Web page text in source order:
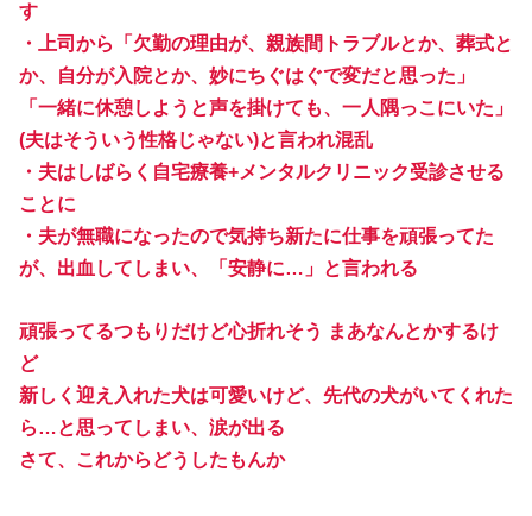
す
・上司から「欠勤の理由が、親族間トラブルとか、葬式と
か、自分が入院とか、妙にちぐはぐで変だと思った」
「一緒に休憩しようと声を掛けても、一人隅っこにいた」
(夫はそういう性格じゃない)と言われ混乱
・夫はしばらく自宅療養+メンタルクリニック受診させる
ことに
・夫が無職になったので気持ち新たに仕事を頑張ってた
が、出血してしまい、「安静に…」と言われる
頑張ってるつもりだけど心折れそう まあなんとかするけ
ど
新しく迎え入れた犬は可愛いけど、先代の犬がいてくれた
ら…と思ってしまい、涙が出る
さて、これからどうしたもんか